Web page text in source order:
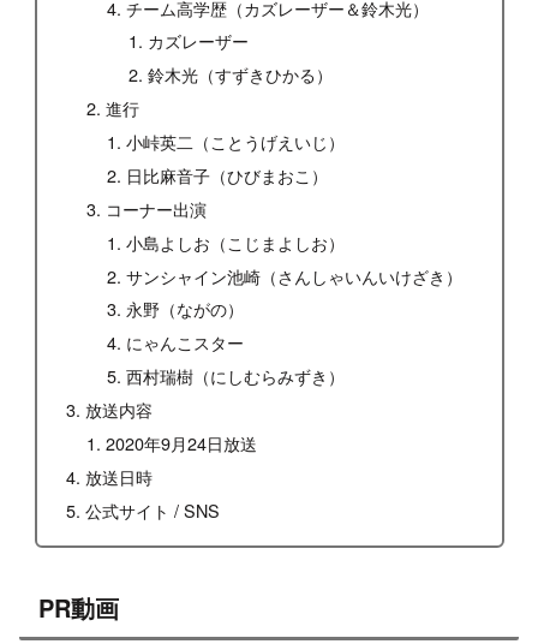
チーム高学歴（カズレーザー＆鈴木光）
カズレーザー
鈴木光（すずきひかる）
進行
小峠英二（ことうげえいじ）
日比麻音子（ひびまおこ）
コーナー出演
小島よしお（こじまよしお）
サンシャイン池崎（さんしゃいんいけざき）
永野（ながの）
にゃんこスター
西村瑞樹（にしむらみずき）
放送内容
2020年9月24日放送
放送日時
公式サイト / SNS
PR動画